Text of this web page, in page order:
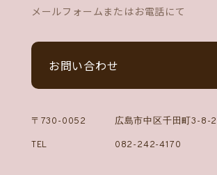
メールフォームまたはお電話にて
お問い合わせ
〒730-0052 広島市中区千田町3-8-
TEL 082-242-4170